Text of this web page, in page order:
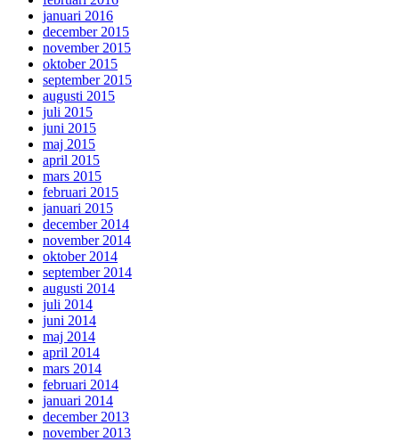
januari 2016
december 2015
november 2015
oktober 2015
september 2015
augusti 2015
juli 2015
juni 2015
maj 2015
april 2015
mars 2015
februari 2015
januari 2015
december 2014
november 2014
oktober 2014
september 2014
augusti 2014
juli 2014
juni 2014
maj 2014
april 2014
mars 2014
februari 2014
januari 2014
december 2013
november 2013